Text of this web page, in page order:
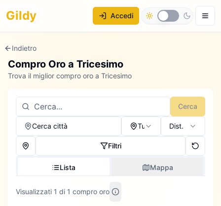
Gildy Accedi
Indietro
Compro Oro a Tricesimo
Trova il miglior compro oro a Tricesimo
Cerca
Cerca città Tutti Dist.
Filtri
Lista Mappa
Visualizzati 1 di 1 compro oro